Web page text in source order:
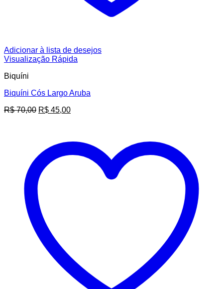
Adicionar à lista de desejos
Visualização Rápida
Biquíni
Biquíni Cós Largo Aruba
R$70,00 O
R$ 70,00.
R$ 45,00O
R$ 45,00.